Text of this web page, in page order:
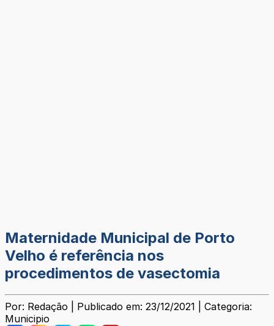
Maternidade Municipal de Porto
Velho é referência nos
procedimentos de vasectomia
Por: Redação | Publicado em: 23/12/2021 | Categoria:
Municipio